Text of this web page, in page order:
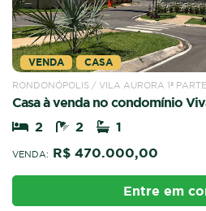
VENDA CASA
RONDONÓPOLIS / VILA AURORA 1ª PARTE
Casa à venda no condomínio
2
2 1
VENDA: R$ 470.000,00
Entre em